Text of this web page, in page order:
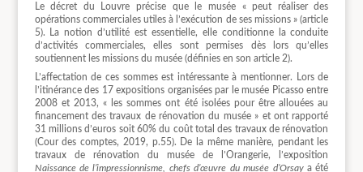
Le décret du Louvre précise que le musée « peut réaliser des
opérations commerciales utiles à l’exécution de ses missions » (article
5). La notion d’utilité est essentielle, elle conditionne la conduite
d’activités commerciales, elles sont permises dès lors qu’elles
soutiennent les missions du musée (définies en son article 2).
L’affectation de ces sommes est intéressante à mentionner. Lors de
l’itinérance des 17 expositions organisées par le musée Picasso entre
2008 et 2013, « les sommes ont été isolées pour être allouées au
financement des travaux de rénovation du musée » et ont rapporté
31 millions d’euros soit 60% du coût total des travaux de rénovation
(Cour des comptes, 2019, p.55). De la même manière, pendant les
travaux de rénovation du musée de l’Orangerie, l’exposition
Naissance de l’impressionnisme, chefs d’œuvre du musée d’Orsaya été